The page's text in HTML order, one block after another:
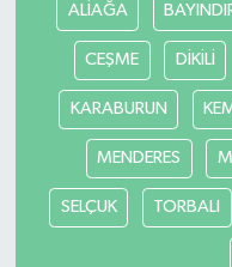
ALİAĞA
CEŞME DİKİLİ
KARABURUN
MENDERES
SELÇUK TORBALI